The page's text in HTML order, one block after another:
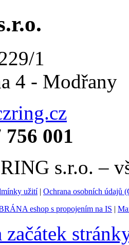
1
4 - Modřany
756 001
s.r.o. –
užití| Ochrana osobních údajů
eshop s propojením na IS |
začátek